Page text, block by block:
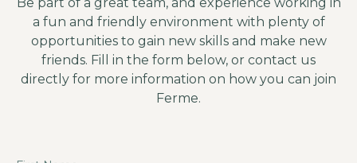
a fun and friendly environment with plenty of
opportunities to gain new skills and make new
friends. Fill in the form below, or contact us
directly for more information on how you can join
Ferme.